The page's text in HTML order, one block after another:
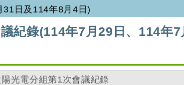
日及114年8月4日)
紀錄(114年7月29日、114年
陽光電分組第1次會議紀錄